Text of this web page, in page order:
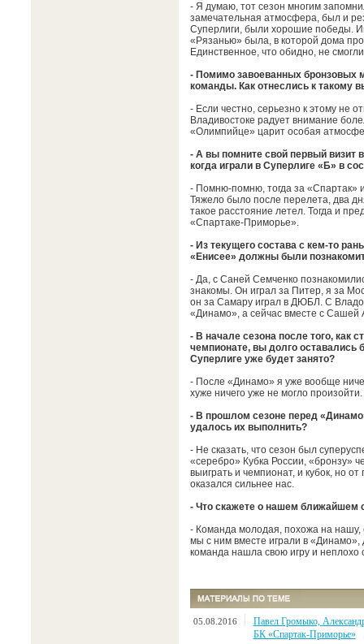
- Я думаю, тот сезон многим
замечательная атмосфера, был и
Суперлиги, были хорошие победы.
«Рязанью» была, в которой дома
Единственное, что обидно, не
- Помимо завоеванных бронзовых
команды. Как отнеслись к такому
- Если честно, серьезно к этому не
Владивостоке радует внимание
«Олимпийце» царит особая
- А вы помните свой первый визит
когда играли в Суперлиге «Б» в
- Помню-помню, тогда за «Спартак»
Тяжело было после перелета, два
такое расстояние летел. Тогда и
«Спартаке-Приморье».
- Из текущего состава с кем-то
«Енисее» должны были
- Да, с Саней Семченко
знакомы. Он играл за Питер, я за
он за Самару играл в ДЮБЛ. С
«Динамо», а сейчас вместе с
- В начале сезона после того, как
чемпионате, вы долго оставались
Суперлиге уже будет занято?
- После «Динамо» я уже вообще
хуже ничего уже не могло
- В прошлом сезоне перед
удалось их выполнить?
- Не сказать, что сезон был
«серебро» Кубка России, «бронзу»
выиграть и чемпионат, и кубок, но
оказался сильнее нас.
- Что скажете о нашем ближайшем
- Команда молодая, похожа на
мы с ним вместе играли в «Динамо»,
команда нашла свою игру и неплохо
05.08.2016
Павел Громыко,
БК «Спартак-Приморье»